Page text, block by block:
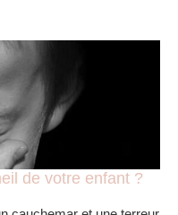
de votre enfant ?